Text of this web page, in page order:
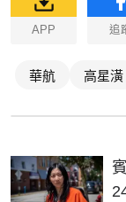
APP 追
華航 高星潢